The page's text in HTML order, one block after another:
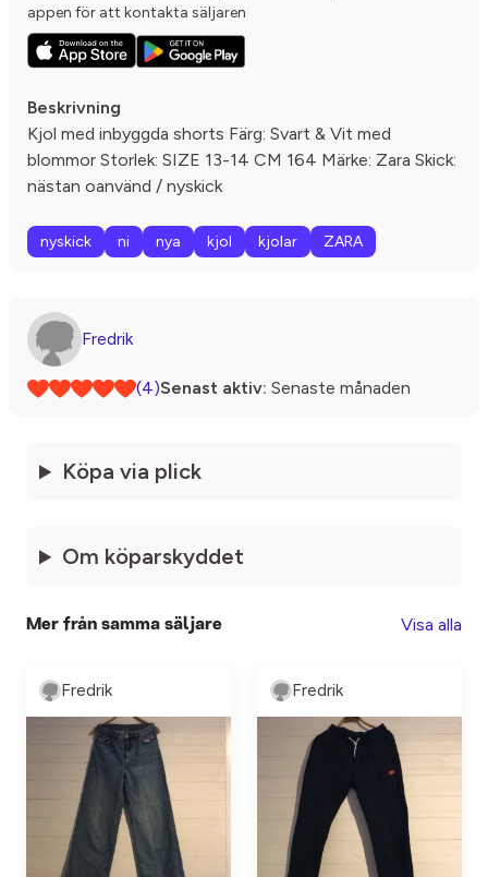
appen för att kontakta säljaren
Beskrivning
Kjol med inbyggda shorts Färg: Svart & Vit med
blommor Storlek: SIZE 13-14 CM 164 Märke: Zara Skick:
nästan oanvänd / nyskick
nyskick ni nya kjol kjolar ZARA
Fredrik
(4)Senast aktiv: Senaste månaden
Köpa via plick
Om köparskyddet
Mer från samma säljare Visa alla
Fredrik Fredrik